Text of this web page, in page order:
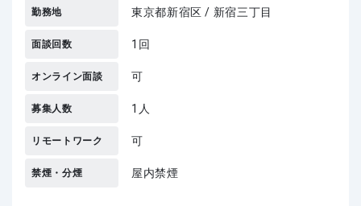
勤務地 東京都新宿区 / 新宿三丁目
面談回数 1回
オンライン面談 可
募集人数 1人
リモートワーク 可
禁煙・分煙 屋内禁煙